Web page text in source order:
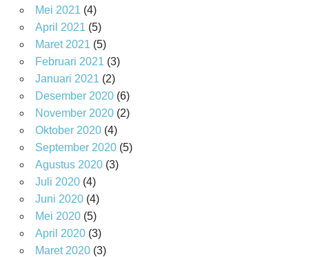
Mei 2021 (4)
April 2021 (5)
Maret 2021 (5)
Februari 2021 (3)
Januari 2021 (2)
Desember 2020(6)
November 2020(2)
Oktober 2020(4)
September 2020(5)
Agustus 2020(3)
Juli 2020(4)
Juni 2020(4)
Mei 2020(5)
April 2020(3)
Maret 2020(3)